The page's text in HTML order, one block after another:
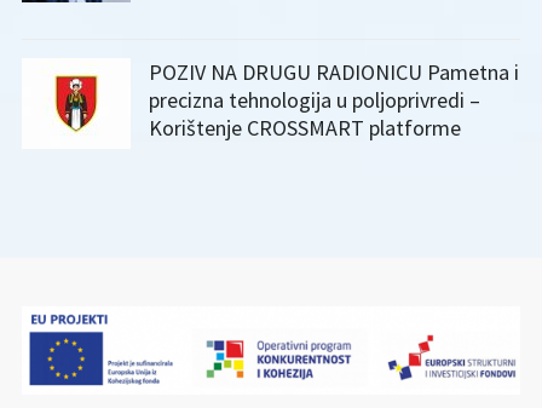
POZIV NA DRUGU RADIONICU Pametna i
precizna tehnologija u poljoprivredi –
Korištenje CROSSMART platforme